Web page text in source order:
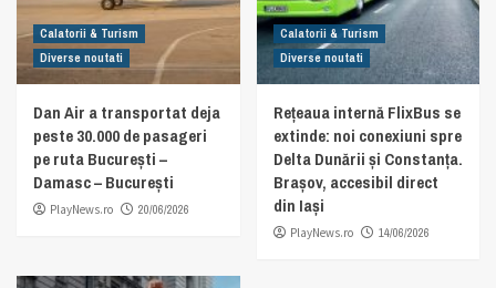
Calatorii & Turism
Diverse noutati
Dan Air a transportat deja
peste 30.000 de pasageri
pe ruta București –
Damasc – București
PlayNews.ro 20/06/2026
Calatorii & Turism
Diverse noutati
Rețeaua internă FlixBus se
extinde: noi conexiuni spre
Delta Dunării și Constanța.
Brașov, accesibil direct
din Iași
PlayNews.ro 14/06/2026